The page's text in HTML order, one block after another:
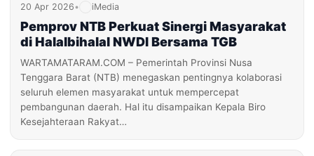
20 Apr 2026• iMedia
Pemprov NTB Perkuat Sinergi Masyarakat
di Halalbihalal NWDI Bersama TGB
WARTAMATARAM.COM – Pemerintah Provinsi Nusa
Tenggara Barat (NTB) menegaskan pentingnya kolaborasi
seluruh elemen masyarakat untuk mempercepat
pembangunan daerah. Hal itu disampaikan Kepala Biro
Kesejahteraan Rakyat…